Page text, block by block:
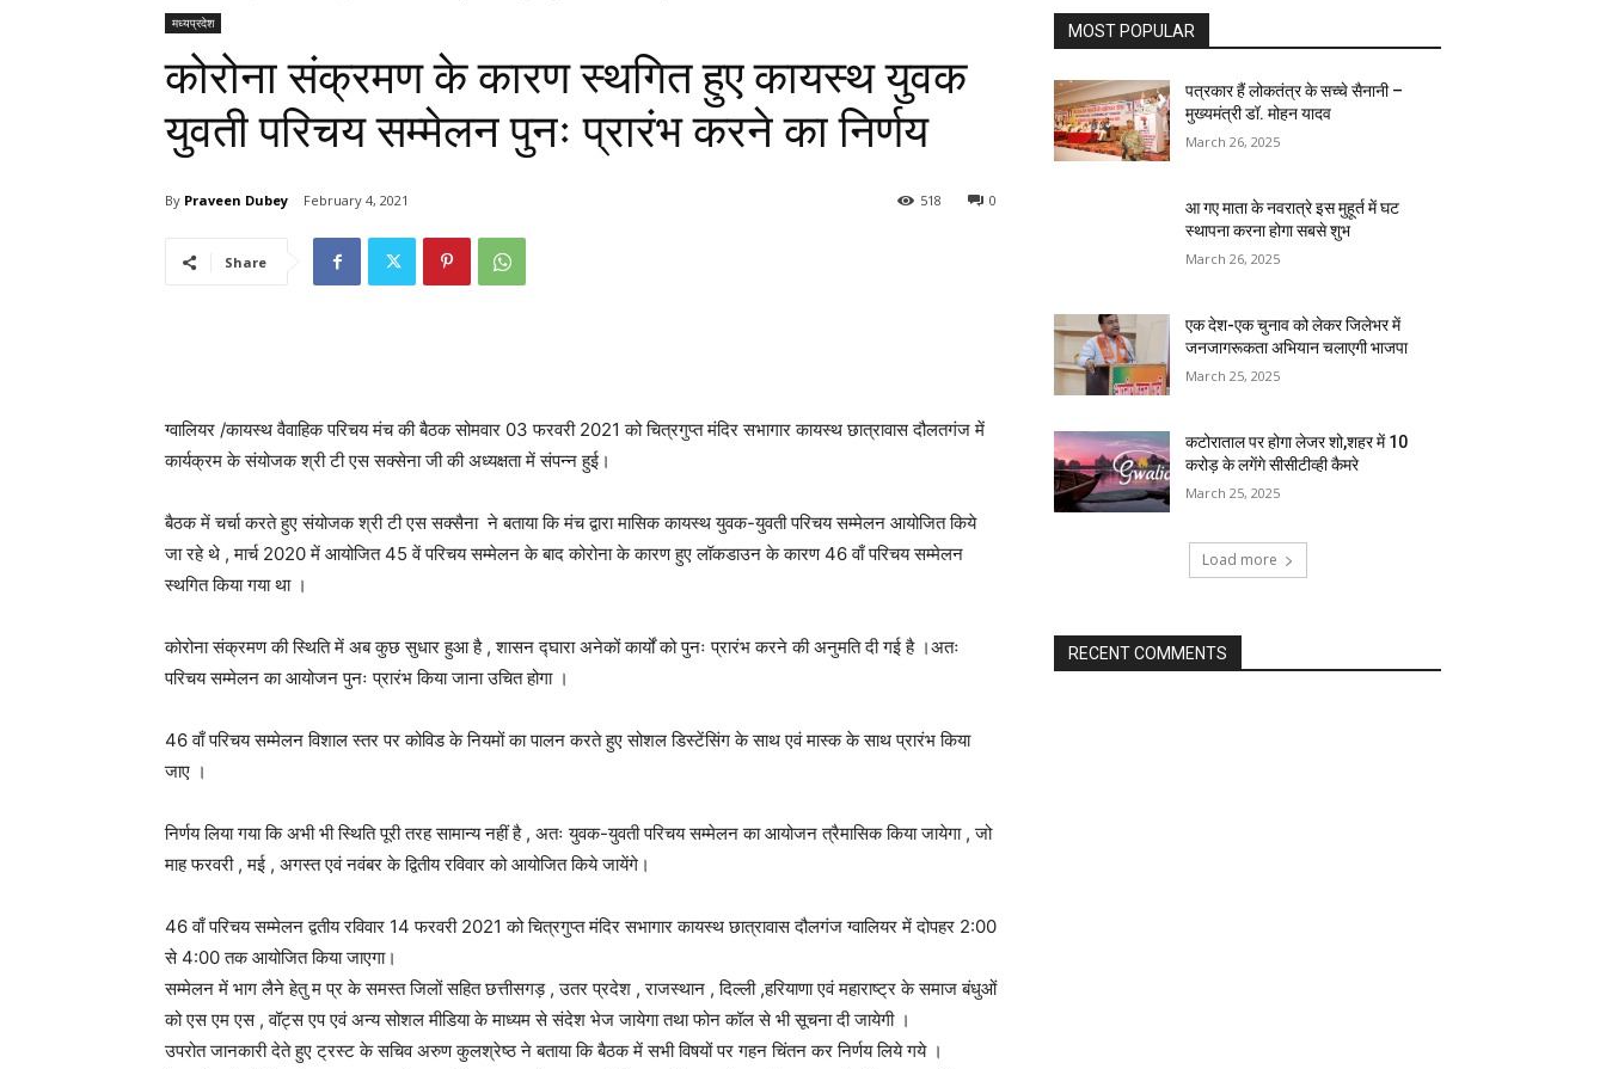
मध्यप्रदेश
कोरोना संक्रमण के कारण स्थगित हुए कायस्थ युवक
युवती परिचय सम्मेलन पुनः प्रारंभ करने का निर्णय
By Praveen Dubey February 4, 2021 0
518
Share
ग्वालियर /कायस्थ वैवाहिक परिचय मंच की बैठक सोमवार 03 फरवरी 2021 को चित्रगुप्त मंदिर सभागार कायस्थ छात्रावास दौलतगंज में
कार्यक्रम के संयोजक श्री टी एस सक्सेना जी की अध्यक्षता में संपन्न हुई।
बैठक में चर्चा करते हुए संयोजक श्री टी एस सक्सैना ने बताया कि मंच द्वारा मासिक कायस्थ युवक-युवती परिचय सम्मेलन आयोजित किये
जा रहे थे , मार्च 2020 में आयोजित 45 वें परिचय सम्मेलन के बाद कोरोना के कारण हुए लॉकडाउन के कारण 46 वाँ परिचय सम्मेलन
स्थगित किया गया था ।
कोरोना संक्रमण की स्थिति में अब कुछ सुधार हुआ है , शासन द्घारा अनेकों कार्यों को पुनः प्रारंभ करने की अनुमति दी गई है ।अतः
परिचय सम्मेलन का आयोजन पुनः प्रारंभ किया जाना उचित होगा ।
46 वाँ परिचय सम्मेलन विशाल स्तर पर कोविड के नियमों का पालन करते हुए सोशल डिस्टेंसिंग के साथ एवं मास्क के साथ प्रारंभ किया
जाए ।
निर्णय लिया गया कि अभी भी स्थिति पूरी तरह सामान्य नहीं है , अतः युवक-युवती परिचय सम्मेलन का आयोजन त्रैमासिक किया जायेगा , जो
माह फरवरी , मई , अगस्त एवं नवंबर के द्वितीय रविवार को आयोजित किये जायेंगे।
46 वाँ परिचय सम्मेलन द्वतीय रविवार 14 फरवरी 2021 को चित्रगुप्त मंदिर सभागार कायस्थ छात्रावास दौलगंज ग्वालियर में दोपहर 2:00
से 4:00 तक आयोजित किया जाएगा।
सम्मेलन में भाग लैने हेतु म प्र के समस्त जिलों सहित छत्तीसगड़ , उतर प्रदेश , राजस्थान , दिल्ली ,हरियाणा एवं महाराष्ट्र के समाज बंधुओं
को एस एम एस , वॉट्स एप एवं अन्य सोशल मीडिया के माध्यम से संदेश भेज जायेगा तथा फोन कॉल से भी सूचना दी जायेगी ।
उपरोत जानकारी देते हुए ट्रस्ट के सचिव अरुण कुलश्रेष्ठ ने बताया कि बैठक में सभी विषयों पर गहन चिंतन कर निर्णय लिये गये ।
MOST POPULAR
पत्रकार हैं लोकतंत्र के सच्चे सैनानी –
मुख्यमंत्री डॉ. मोहन यादव
March 26, 2025
आ गए माता के नवरात्रे इस मुहूर्त में घट
स्थापना करना होगा सबसे शुभ
March 26, 2025
एक देश-एक चुनाव को लेकर जिलेभर में
जनजागरूकता अभियान चलाएगी भाजपा
March 25, 2025
कटोराताल पर होगा लेजर शो,शहर में 10
करोड़ के लगेंगे सीसीटीव्ही कैमरे
March 25, 2025
Load more
RECENT COMMENTS